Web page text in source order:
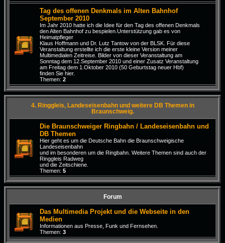
Tag des offenen Denkmals im Alten Bahnhof
September 2010
Im Jahr 2010 hatte ich die Idee für den Tag des offenen Denkmals
den Alten Bahnhof zu bespielen.Unterstützung gab es von
Heimatpfleger
Klaus Hoffmann und Dr. Lutz Tantow von der BLSK. Für diese
Veranstaltung erstellte ich die erste kleine Version meiner
Multimedialen Zeitreise. Bilder von dieser Veranstaltung am
Sonntag dem 12.September 2010 und einer Zusatz Veranstaltung
am Freitag dem 1.Oktober 2010 (50 Geburtstag neuer Hbf)
finden Sie hier.
Themen: 2
4. Ringgleis, Landeseisenbahn und weitere DB Themen in
Braunschweig.
Die Braunschweiger Ringbahn / Landeseisenbahn und
DB Themen
Hier geht es um die Deutsche Bahn die Braunschweigische
Landeseisenbahn
und im besonderen um die Ringbahn. Weitere Themen sind auch der
Ringgleis Radweg
und die Zeitschiene.
Themen: 5
Forum
Das Multimedia Projekt und die Webseite in den
Medien
Informationen aus Presse, Funk und Fernsehen.
Themen: 3